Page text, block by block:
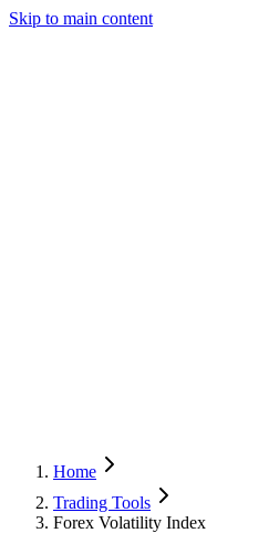
Skip to main content
Home
Trading Tools
Forex Volatility Index